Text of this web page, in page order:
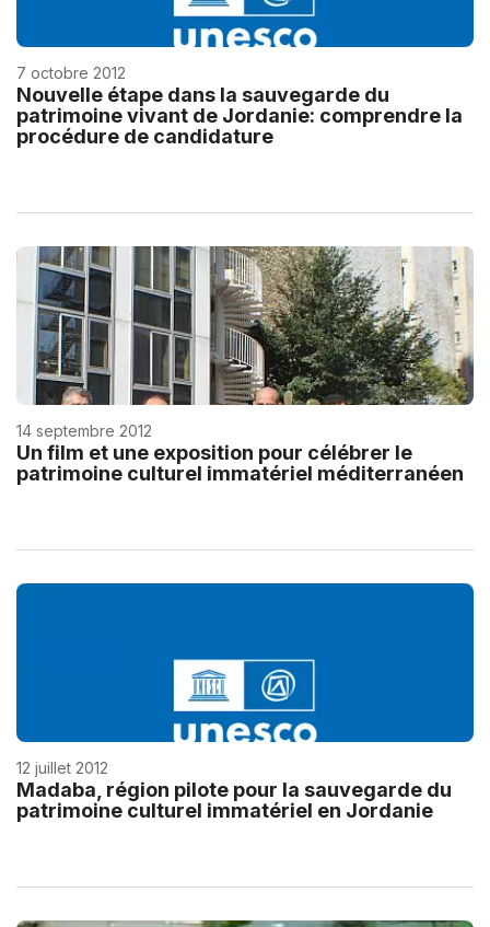
7 octobre 2012
Nouvelle étape dans la sauvegarde du
patrimoine vivant de Jordanie: comprendre la
procédure de candidature
14 septembre 2012
Un film et une exposition pour célébrer le
patrimoine culturel immatériel méditerranéen
12 juillet 2012
Madaba, région pilote pour la sauvegarde du
patrimoine culturel immatériel en Jordanie